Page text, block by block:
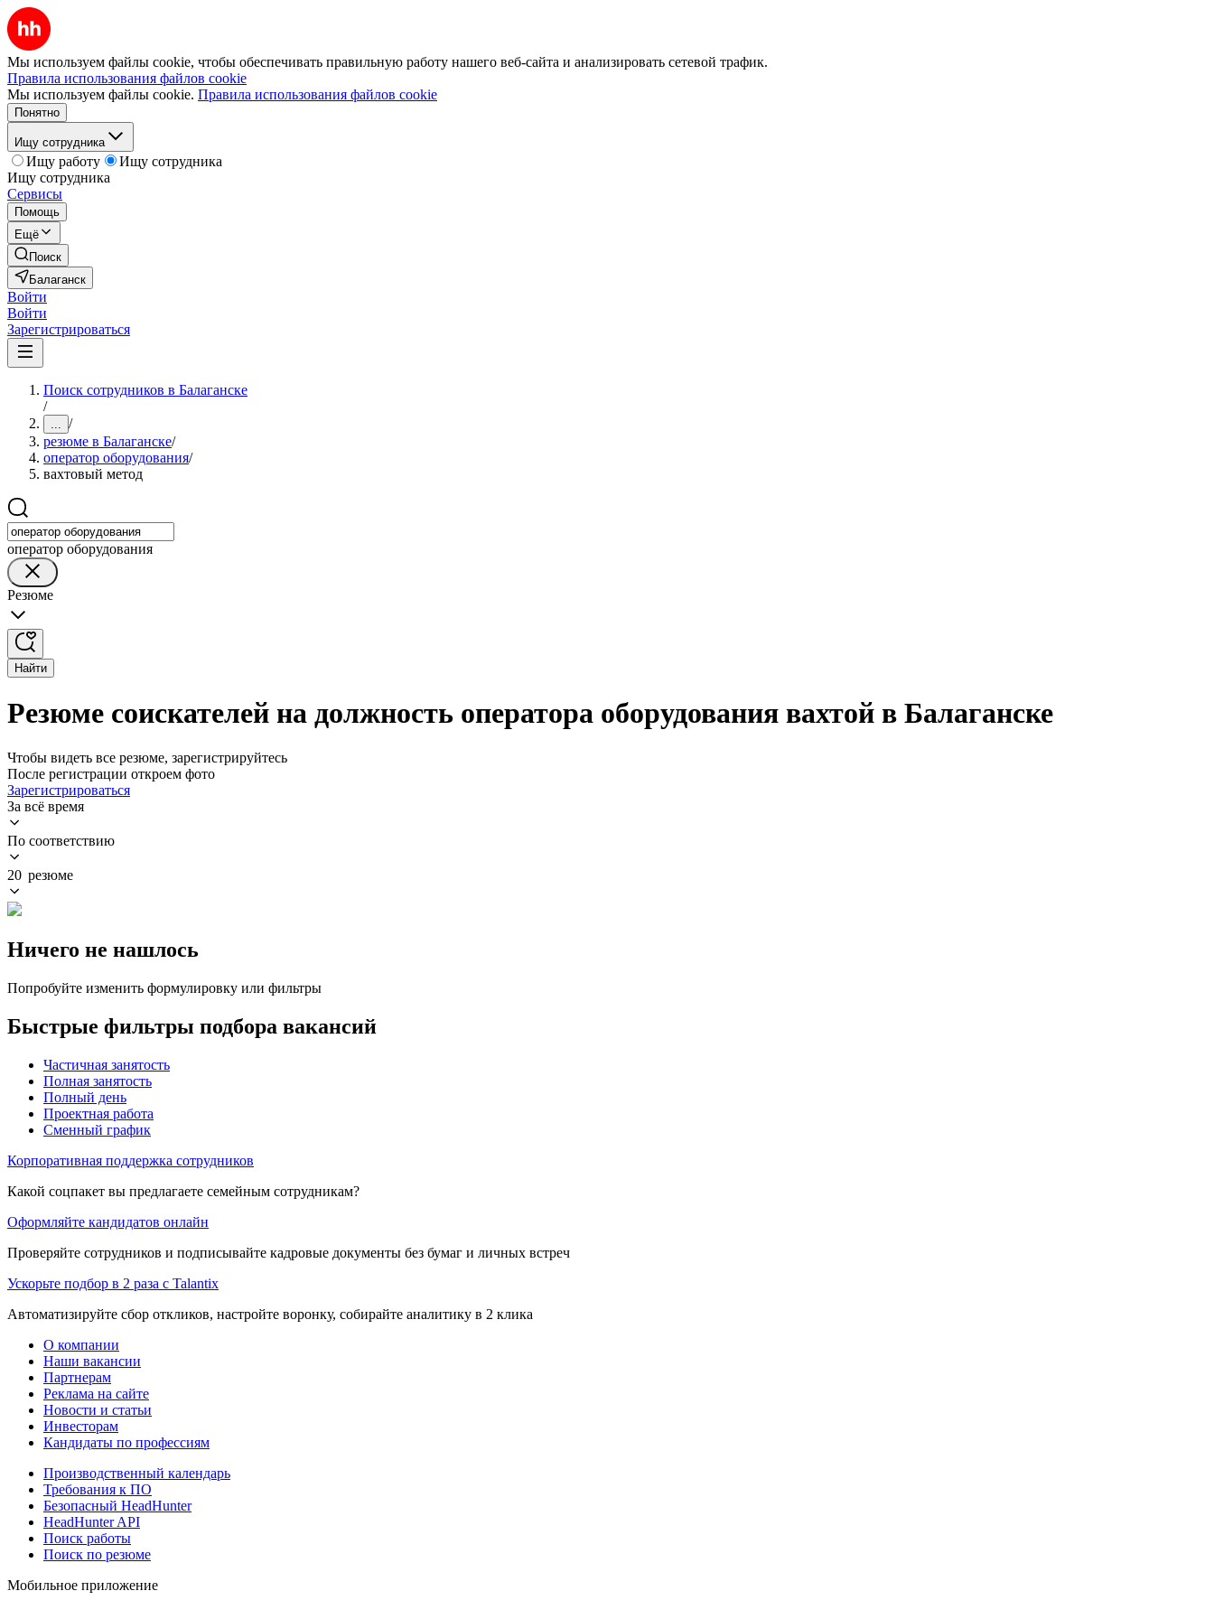
Мы используем файлы cookie, чтобы обеспечивать правильную работу нашего веб-сайта и анализировать сетевой трафик.
Правила использования файлов cookie
Мы используем файлы cookie. Правила использования файлов cookie
Понятно
Ищу сотрудника
Ищу работу
Ищу сотрудника
Ищу сотрудника
Сервисы
Помощь
Ещё
Поиск
Балаганск
Войти
Войти
Зарегистрироваться
Поиск сотрудников в Балаганске
/
... /
резюме в Балаганске/
оператор оборудования/
вахтовый метод
оператор оборудования
Резюме
Найти
Резюме соискателей на должность оператора оборудования вахтой в Балаганске
Чтобы видеть все резюме, зарегистрируйтесь
После регистрации откроем фото
Зарегистрироваться
За всё время
По соответствию
20 резюме
Ничего не нашлось
Попробуйте изменить формулировку или фильтры
Быстрые фильтры подбора вакансий
Частичная занятость
Полная занятость
Полный день
Проектная работа
Сменный график
Корпоративная поддержка сотрудников
Какой соцпакет вы предлагаете семейным сотрудникам?
Оформляйте кандидатов онлайн
Проверяйте сотрудников и подписывайте кадровые документы без бумаг и личных встреч
Ускорьте подбор в 2 раза с Talantix
Автоматизируйте сбор откликов, настройте воронку, собирайте аналитику в 2 клика
О компании
Наши вакансии
Партнерам
Реклама на сайте
Новости и статьи
Инвесторам
Кандидаты по профессиям
Производственный календарь
Требования к ПО
Безопасный HeadHunter
HeadHunter API
Поиск работы
Поиск по резюме
Мобильное приложение